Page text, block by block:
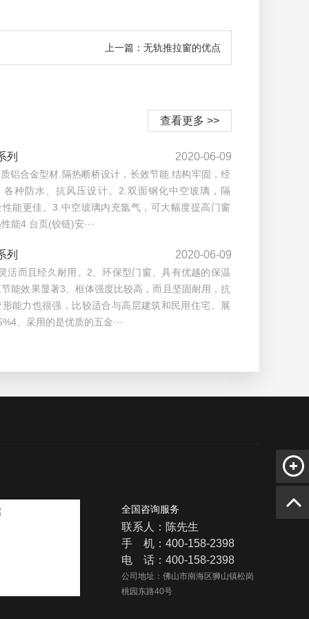
上一篇：无轨推拉窗的优点
查看更多 >>
列 2020-06-09
铝合金型材.隔热断桥设计，长效节能.结构牢固，经
各种防水、抗风压设计。2.双面钢化中空玻璃，隔
性能更佳。3.中空玻璃内充氩气，可大幅度提高门窗
能4.台页(铰链)安···
列 2020-06-09
活而且经久耐用。2、环保型门窗、具有优越的保温
能效果显著3、框体强度比较高，而且坚固耐用，抗
能力也很强，比较适合与高层建筑和民用住宅。展
、采用的是优质的五金···
全国咨询服务
联系人：陈先生
手 机：400-158-2398
电 话：400-158-2398
公司地址：佛山市南海区狮山镇松岗
桃园东路40号